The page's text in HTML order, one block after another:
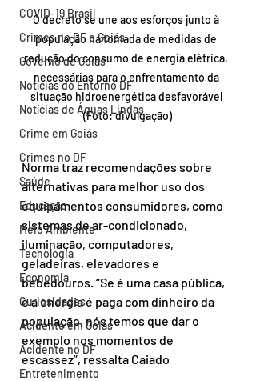
COVID-19 Brasil
Crimes no DF e Goiás
Governo de Goiás
Notícias do Entorno DF
Notícias de Águas Lindas
Crime em Goiás
Crimes no DF
Saúde
Educação
Meio Ambiente
Tecnologia
Economia
Curiosidades
Acidente em Goiás
Acidente no DF
Entretenimento
O decreto se une aos esforços junto à
população na tomada de medidas de
redução do consumo de energia elétrica,
necessárias para o enfrentamento da
situação hidroenergética desfavorável
(Foto: divulgação)
Norma traz recomendações sobre
alternativas para melhor uso dos
equipamentos consumidores, como
sistemas de ar-condicionado,
iluminação, computadores,
geladeiras, elevadores e
bebedouros. “Se é uma casa pública,
e a energia é paga com dinheiro da
população, nós temos que dar o
exemplo nos momentos de
escassez”, ressalta Caiado